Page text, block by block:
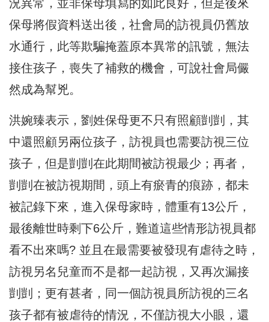
況異常，並非保母填寫的如此良好，但是後來
保母將假資料送出後，社會局的訪視員仍舊放
水通行，此等欺騙掩蓋原本異常的訊號，無法
接住孩子，喪失了補救的機會，可說社會局儼
然成為幫兇。
洪婉臻表示，劉姓保母更不只有照顧剴剴，其
中還照顧另兩位孩子，訪視員也需要訪視三位
孩子，但是剴剴在此期間被訪視最少；再者，
剴剴在被訪視期間，頭上有瘀青的痕跡，都未
被記錄下來，進入保母家時，體重有13公斤，
最後離世時剩下6公斤，難道這些情形訪視員都
看不出來嗎? 並且在最需要被發現有虐待之時，
訪視另名兒童而不是都一起訪視，又再次漏接
剴剴；更有甚者，同一個訪視員所訪視的三名
孩子都有被虐待的情況，不僅訪視大小眼，還